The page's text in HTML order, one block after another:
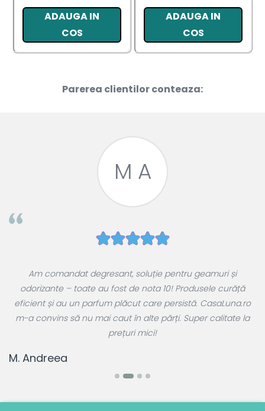
ADAUGA IN
COS
ADAUGA IN
COS
Parerea clientilor conteaza:
M A
M. Andreea
Am comandat degresant, soluție pentru geamuri și
odorizante – toate au fost de nota 10! Produsele curăță
eficient și au un parfum plăcut care persistă. CasaLuna.ro
m-a convins să nu mai caut în alte părți. Super calitate la
prețuri mici!